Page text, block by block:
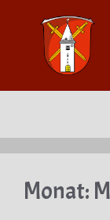
springen
Monat: